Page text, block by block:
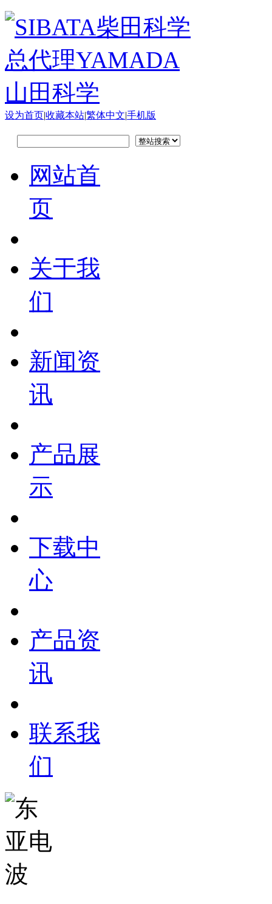
设为首页|收藏本站|繁体中文|手机版
网站首
页
关于我
们
新闻资
讯
产品展
示
下载中
心
产品资
讯
联系我
们